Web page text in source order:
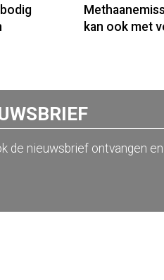
kan ook met
de nieuwsbrief ontvangen